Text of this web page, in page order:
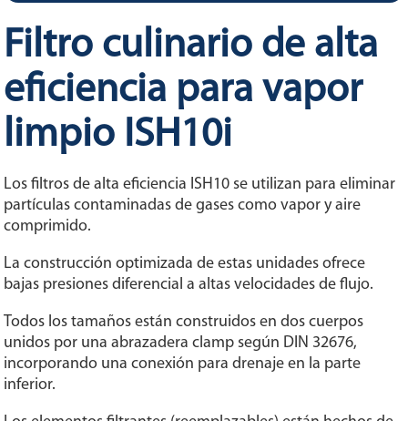
Filtro culinario de alta
eficiencia para vapor
limpio ISH10i
Los filtros de alta eficiencia ISH10 se utilizan para eliminar
partículas contaminadas de gases como vapor y aire
comprimido.
La construcción optimizada de estas unidades ofrece
bajas presiones diferencial a altas velocidades de flujo.
Todos los tamaños están construidos en dos cuerpos
unidos por una abrazadera clamp según DIN 32676,
incorporando una conexión para drenaje en la parte
inferior.